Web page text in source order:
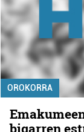
OROKORRA
bigarren